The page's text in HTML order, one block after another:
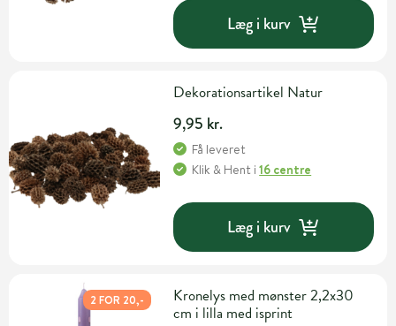
Læg i kurv
Dekorationsartikel Natur
9,95 kr.
Få leveret
Klik & Hent i16 centre
Læg i kurv
2 FOR 20,-
Kronelys med mønster 2,2x30
cm i lilla med isprint